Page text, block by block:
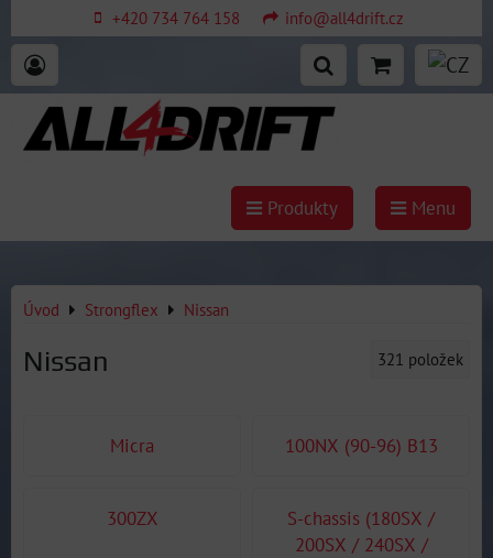
+420 734 764 158 info@all4drift.cz
Produkty Menu
Úvod Strongflex Nissan
Nissan 321 položek
Micra 100NX (90-96) B13
300ZX
S-chassis (180SX /
200SX / 240SX /